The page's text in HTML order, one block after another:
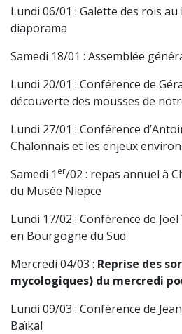
Lundi 06/01 : Galette des rois au
diaporama
Samedi 18/01 : Assemblée
Lundi 20/01 : Conférence de
découverte des mousses de
Lundi 27/01 : Conférence
Chalonnais et les enjeux
Samedi 1 er/02 : repas annuel à
du Musée Niepce
Lundi 17/02 : Conférence de
en Bourgogne du Sud
Mercredi 04/03 : Reprise des
mycologiques) du mercredi
Lundi 09/03 : Conférence de
Baïkal